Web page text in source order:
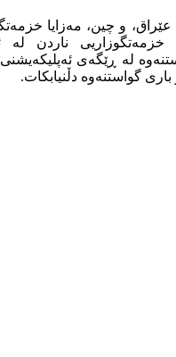
عێراق، و چین، مەزایا
ناردن
گواستنەوە دڵنیابکات.